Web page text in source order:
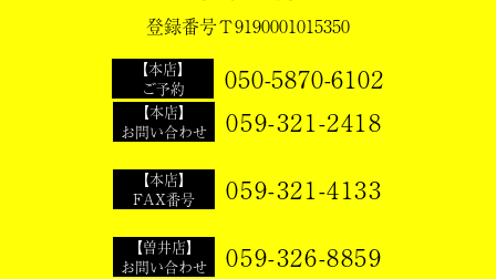
登録番号Ｔ9190001015350
【本店】
ご予約
050-5870-6102
【本店】
お問い合わせ
059-321-2418
【本店】
FAX番号
059-321-4133
【曽井店】
お問い合わせ
059-326-8859